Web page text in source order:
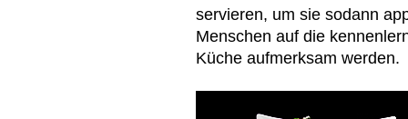
servieren, um sie sodann
Menschen auf die
Küche aufmerksam werden.